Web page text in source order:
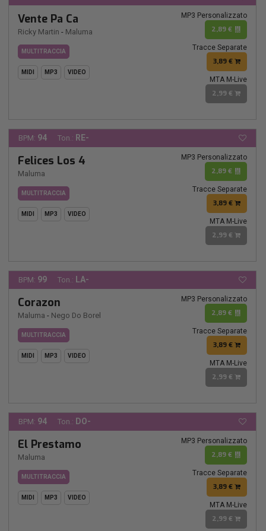
Vente Pa Ca
Ricky Martin - Maluma
MULTITRACCIA
MIDI MP3 VIDEO
MP3 Personalizzato
2,89 €
Tracce Separate
3,89 €
MTA M-Live
2,99 €
BPM: 94 Ton.: RE-
Felices Los 4
Maluma
MULTITRACCIA
MIDI MP3 VIDEO
MP3 Personalizzato
2,89 €
Tracce Separate
3,89 €
MTA M-Live
2,99 €
BPM: 99 Ton.: LA-
Corazon
Maluma - Nego Do Borel
MULTITRACCIA
MIDI MP3 VIDEO
MP3 Personalizzato
2,89 €
Tracce Separate
3,89 €
MTA M-Live
2,99 €
BPM: 94 Ton.: DO-
El Prestamo
Maluma
MULTITRACCIA
MIDI MP3 VIDEO
MP3 Personalizzato
2,89 €
Tracce Separate
3,89 €
MTA M-Live
2,99 €